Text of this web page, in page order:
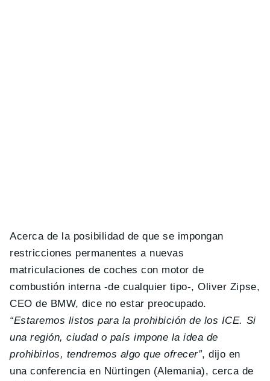
Acerca de la posibilidad de que se impongan
restricciones permanentes a nuevas
matriculaciones de coches con motor de
combustión interna -de cualquier tipo-, Oliver Zipse,
CEO de BMW, dice no estar preocupado.
“Estaremos listos para la prohibición de los ICE. Si
una región, ciudad o país impone la idea de
prohibirlos, tendremos algo que ofrecer”, dijo en
una conferencia en Nürtingen (Alemania), cerca de